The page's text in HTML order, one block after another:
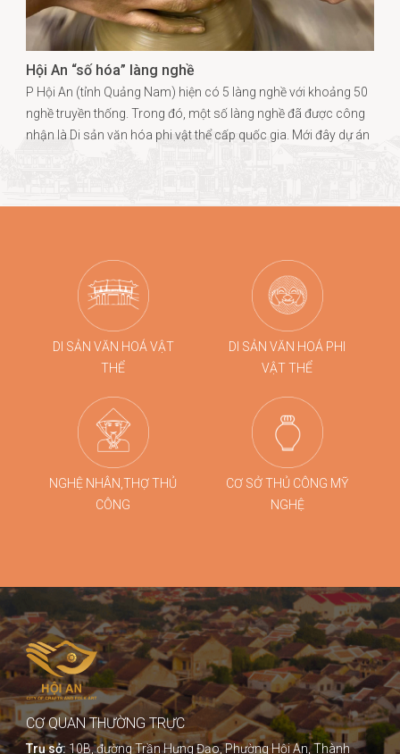
Hội An “số hóa” làng nghề
P Hội An (tỉnh Quảng Nam) hiện có 5 làng nghề với khoảng 50
nghề truyền thống. Trong đó, một số làng nghề đã được công
nhận là Di sản văn hóa phi vật thể cấp quốc gia. Mới đây dự án
DI SẢN VĂN HOÁ VẬT
THỂ
DI SẢN VĂN HOÁ PHI
VẬT THỂ
NGHỆ NHÂN,THỢ THỦ
CÔNG
CƠ SỞ THỦ CÔNG MỸ
NGHỆ
CƠ QUAN THƯỜNG TRỰC
Trụ sở: 10B, đường Trần Hưng Đạo, Phường Hội An, Thành